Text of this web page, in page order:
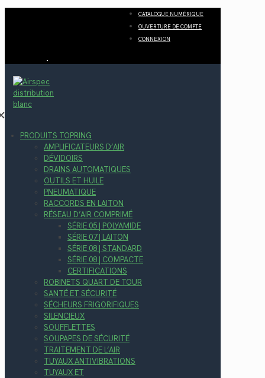
CATALOGUE NUMÉRIQUE
OUVERTURE DE COMPTE
CONNEXION
PRODUITS TOPRING
AMPLIFICATEURS D’AIR
DÉVIDOIRS
DRAINS AUTOMATIQUES
OUTILS ET HUILE
PNEUMATIQUE
RACCORDS EN LAITON
RÉSEAU D’AIR COMPRIMÉ
SÉRIE 05 | POLYAMIDE
SÉRIE 07 | LAITON
SÉRIE 08 | STANDARD
SÉRIE 08 | COMPACTE
CERTIFICATIONS
ROBINETS QUART DE TOUR
SANTÉ ET SÉCURITÉ
SÉCHEURS FRIGORIFIQUES
SILENCIEUX
SOUFFLETTES
SOUPAPES DE SÉCURITÉ
TRAITEMENT DE L’AIR
TUYAUX ANTIVIBRATIONS
TUYAUX ET